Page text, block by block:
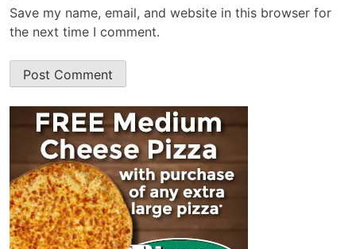
Save my name, email, and website in this browser for
the next time I comment.